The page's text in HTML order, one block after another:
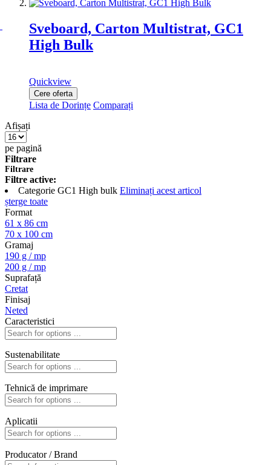
Sveboard, Carton Multistrat, GC1
High Bulk
Quickview
Cere oferta
Lista de Dorințe Comparați
Afișați
pe pagină
Filtrare
Filtrare
Filtre active:
Categorie GC1 High bulk Eliminați acest articol
șterge toate
Format
61 x 86 cm
70 x 100 cm
Gramaj
190 g / mp
200 g / mp
Suprafață
Cretat
Finisaj
Neted
Caracteristici
Sustenabilitate
Tehnică de imprimare
Aplicatii
Producator / Brand